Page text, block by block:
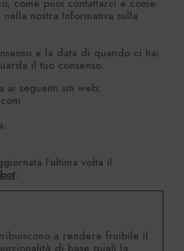
come puoi contattarci e come
nostra Informativa sulla
e la data di quando ci hai
il tuo consenso.
ai seguenti siti web:
l'ultima volta il
:
a rendere fruibile il